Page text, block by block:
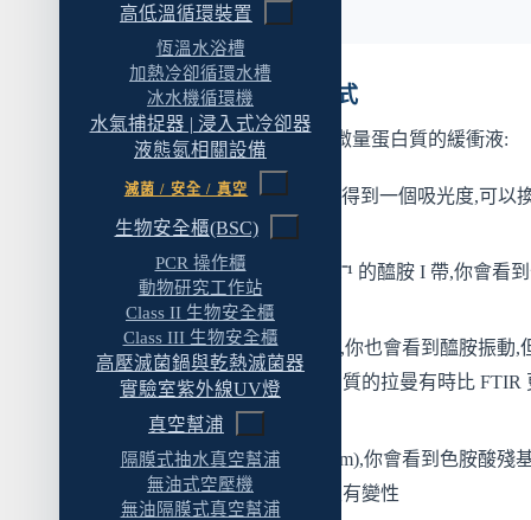
高低溫循環裝置
恆溫水浴槽
加熱冷卻循環水槽
冰水機循環機
水氣捕捉器 | 浸入式冷卻器
液態氮相關設備
滅菌 / 安全 / 真空
生物安全櫃(BSC)
PCR 操作櫃
動物研究工作站
Class II 生物安全櫃
Class III 生物安全櫃
高壓滅菌鍋與乾熱滅菌器
實驗室紫外線UV燈
真空幫浦
隔膜式抽水真空幫浦
無油式空壓機
無油隔膜式真空幫浦
六類儀器,六種看世界的方式
舉個例子,假設你手上有一杯含微量蛋白質的緩衝液:
用UV-Vis 看 280 nm
,你會得到一個吸光度,可以
濃度
FTIR 看 1600–1700 cm⁻¹ 的醯胺 I 帶,你會看
白質骨架振動的訊號
用拉曼看 1600–1700 cm⁻¹ ,你也會看到醯胺振動,
為水的干擾很小,液態蛋白質的拉曼有時比 FTIR
方便
用螢光光譜儀(激發 295 nm),你會看到色胺酸殘
發射光譜,反推蛋白質有沒有變性